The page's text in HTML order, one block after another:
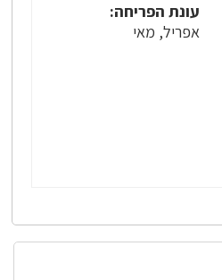
עונת הפריחה:
אפריל, מאי